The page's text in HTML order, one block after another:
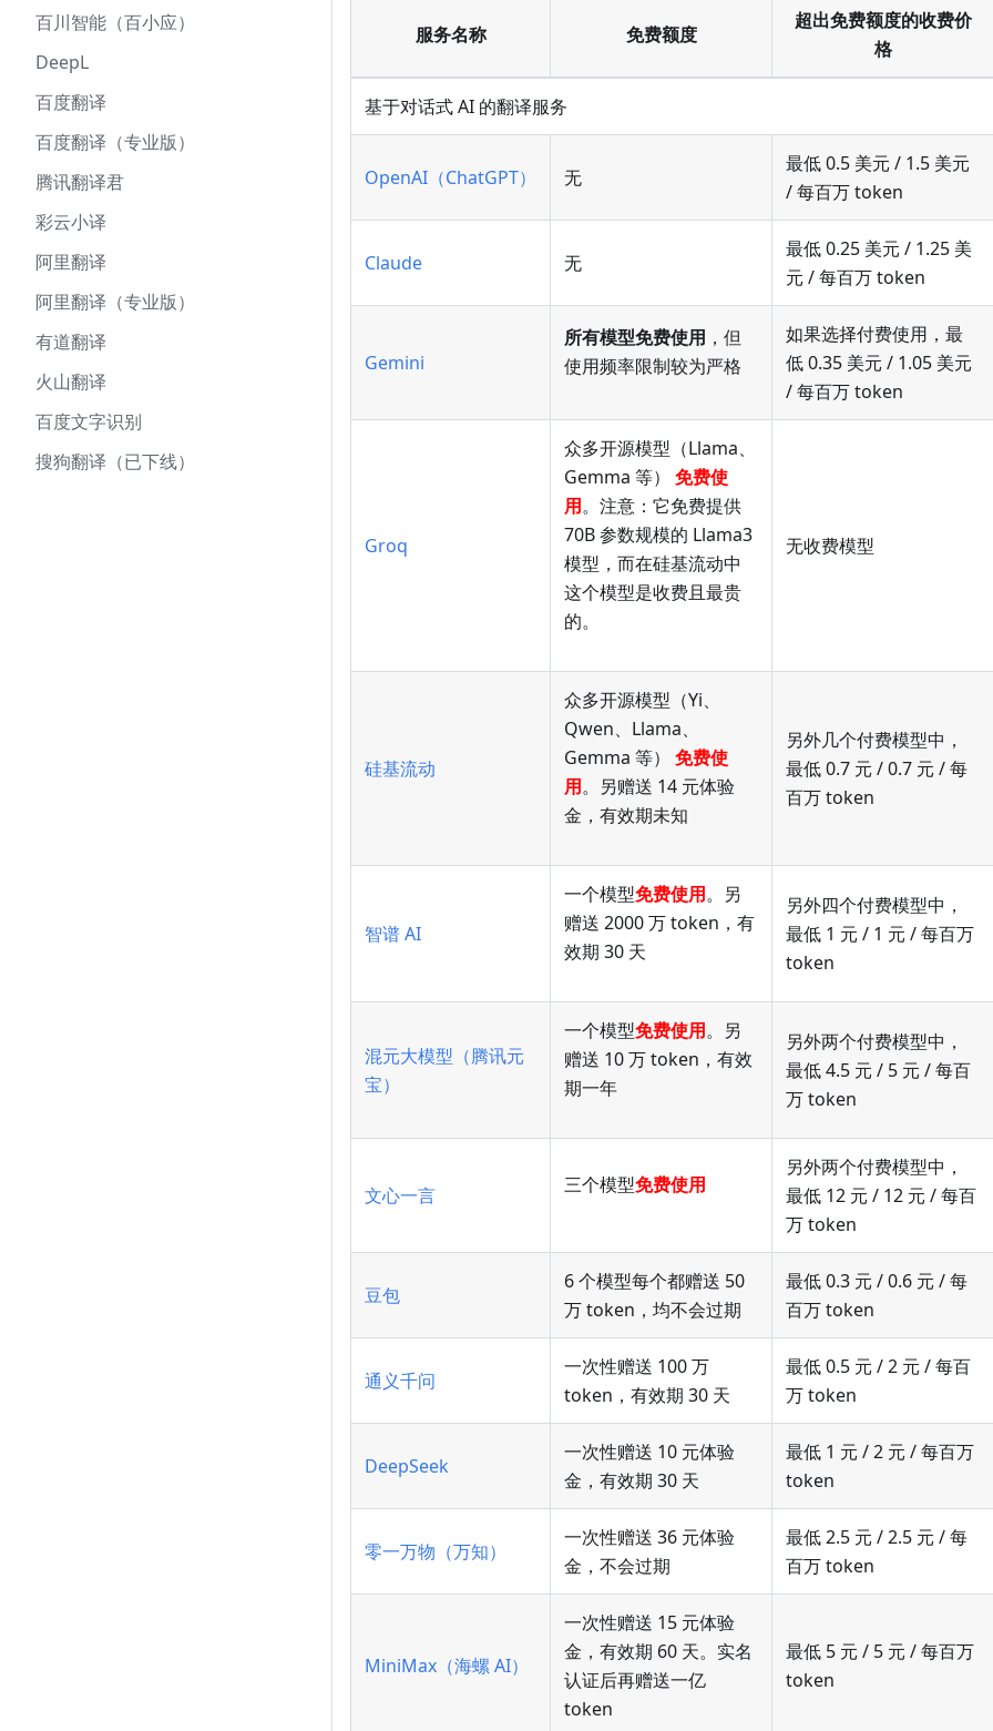
百川智能（百小应）
DeepL
百度翻译
百度翻译（专业版）
腾讯翻译君
彩云小译
阿里翻译
阿里翻译（专业版）
有道翻译
火山翻译
百度文字识别
搜狗翻译（已下线）
服务名称 免费额度
超出免费额度的收费价
格
基于对话式 AI 的翻译服务
OpenAI（ChatGPT） 无
最低 0.5 美元 / 1.5 美元
/ 每百万 token
Claude 无
最低 0.25 美元 / 1.25 美
元 / 每百万 token
Gemini
所有模型免费使用 ，但
使用频率限制较为严格
如果选择付费使用，最
低 0.35 美元 / 1.05 美元
/ 每百万 token
Groq
众多开源模型（Llama、
Gemma 等） 免费使
用。注意：它免费提供
70B 参数规模的 Llama3
模型，而在硅基流动中
这个模型是收费且最贵
的。
无收费模型
硅基流动
众多开源模型（Yi、
Qwen、Llama、
Gemma 等） 免费使
用。另赠送 14 元体验
金，有效期未知
另外几个付费模型中，
最低 0.7 元 / 0.7 元 / 每
百万 token
智谱 AI
一个模型免费使用。另
赠送 2000 万 token，有
效期 30 天
另外四个付费模型中，
最低 1 元 / 1 元 / 每百万
token
混元大模型（腾讯元
宝）
一个模型免费使用。另
赠送 10 万 token，有效
期一年
另外两个付费模型中，
最低 4.5 元 / 5 元 / 每百
万 token
文心一言 三个模型免费使用
另外两个付费模型中，
最低 12 元 / 12 元 / 每百
万 token
豆包
6 个模型每个都赠送 50
万 token，均不会过期
最低 0.3 元 / 0.6 元 / 每
百万 token
通义千问
一次性赠送 100 万
token，有效期 30 天
最低 0.5 元 / 2 元 / 每百
万 token
DeepSeek
一次性赠送 10 元体验
金，有效期 30 天
最低 1 元 / 2 元 / 每百万
token
零一万物（万知）
一次性赠送 36 元体验
金，不会过期
最低 2.5 元 / 2.5 元 / 每
百万 token
MiniMax（海螺 AI）
一次性赠送 15 元体验
金，有效期 60 天。实名
认证后再赠送一亿
token
最低 5 元 / 5 元 / 每百万
token